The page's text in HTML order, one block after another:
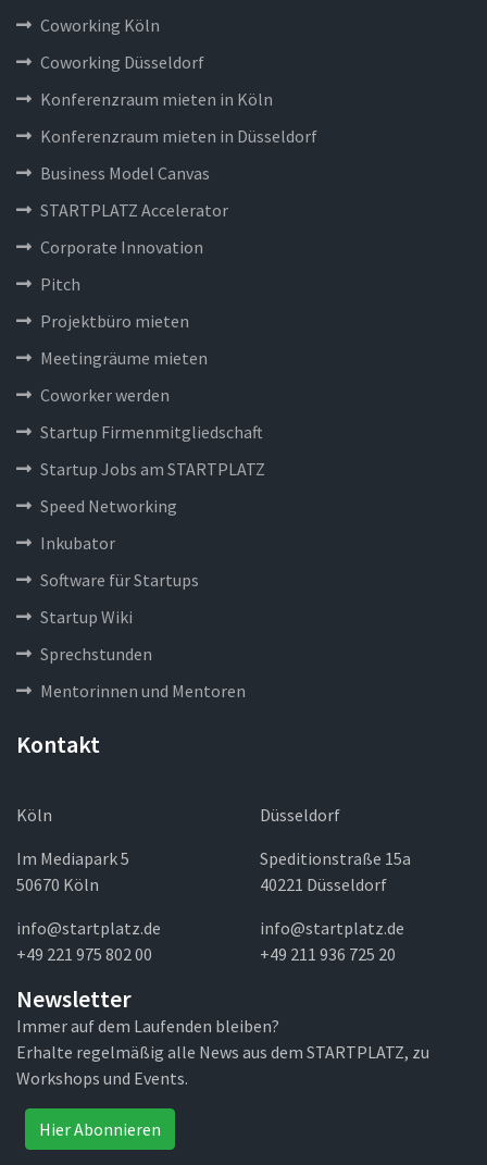
Coworking Köln
Coworking Düsseldorf
Konferenzraum mieten in Köln
Konferenzraum mieten in Düsseldorf
Business Model Canvas
STARTPLATZ Accelerator
Corporate Innovation
Pitch
Projektbüro mieten
Meetingräume mieten
Coworker werden
Startup Firmenmitgliedschaft
Startup Jobs am STARTPLATZ
Speed Networking
Inkubator
Software für Startups
Startup Wiki
Sprechstunden
Mentorinnen und Mentoren
Kontakt
Köln
Im Mediapark 5
50670 Köln
info@startplatz.de
+49 221 975 802 00
Düsseldorf
Speditionstraße 15a
40221 Düsseldorf
info@startplatz.de
+49 211 936 725 20
Newsletter
Immer auf dem Laufenden bleiben?
Erhalte regelmäßig alle News aus dem STARTPLATZ, zu
Workshops und Events.
Hier Abonnieren